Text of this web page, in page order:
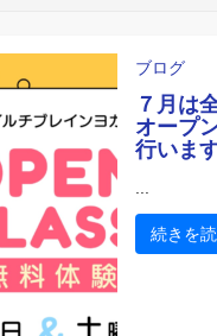
ブログ
７月は
オープ
行いま
...
続きを